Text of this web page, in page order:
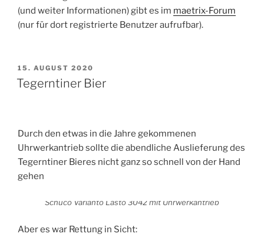
(und weiter Informationen) gibt es im maetrix-Forum
(nur für dort registrierte Benutzer aufrufbar).
VERÖFFENTLICHT
AM
15. AUGUST 2020
Tegerntiner Bier
Durch den etwas in die Jahre gekommenen
Uhrwerkantrieb sollte die abendliche Auslieferung des
Tegerntiner Bieres nicht ganz so schnell von der Hand
gehen
Schuco Varianto Lasto 3042 mit Uhrwerkantrieb
Aber es war Rettung in Sicht: